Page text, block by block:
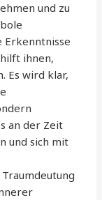
und zu
ihnen,
Es wird klar,
an der Zeit
und sich mit